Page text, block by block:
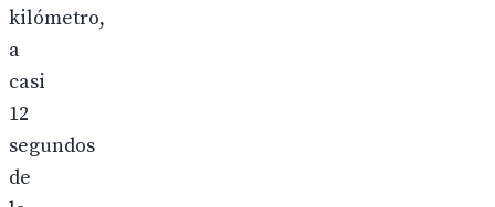
kilómetro,
a
casi
12
segundos
de